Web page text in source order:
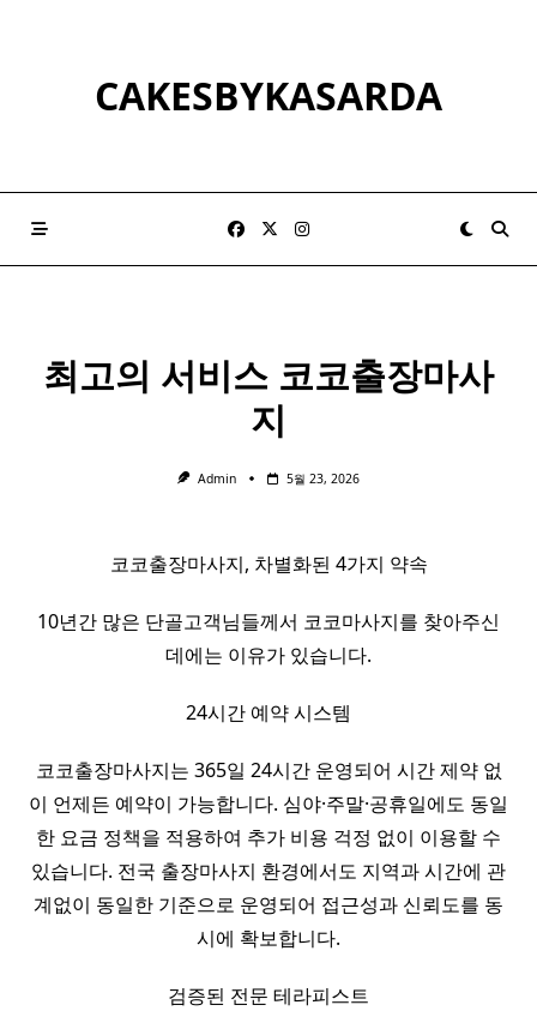
CAKESBYKASARDA
최고의 서비스 코코출장마사
지
Admin 5월 23, 2026
코코출장마사지, 차별화된 4가지 약속
10년간 많은 단골고객님들께서 코코마사지를 찾아주신
데에는 이유가 있습니다.
24시간 예약 시스템
코코출장마사지는 365일 24시간 운영되어 시간 제약 없
이 언제든 예약이 가능합니다. 심야·주말·공휴일에도 동일
한 요금 정책을 적용하여 추가 비용 걱정 없이 이용할 수
있습니다. 전국 출장마사지 환경에서도 지역과 시간에 관
계없이 동일한 기준으로 운영되어 접근성과 신뢰도를 동
시에 확보합니다.
검증된 전문 테라피스트